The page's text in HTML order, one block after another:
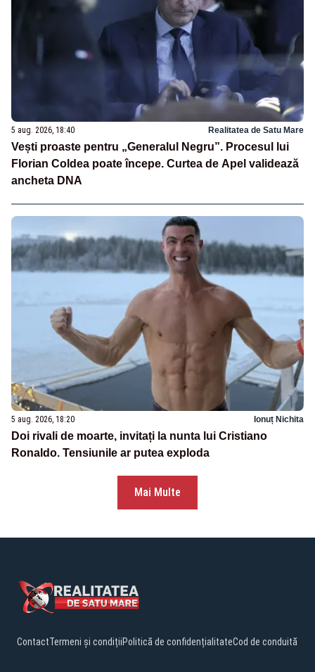
5 aug. 2026, 18:40 Realitatea de Satu Mare
Vești proaste pentru „Generalul Negru”. Procesul lui
Florian Coldea poate începe. Curtea de Apel validează
ancheta DNA
5 aug. 2026, 18:20 Ionuț Nichita
Doi rivali de moarte, invitați la nunta lui Cristiano
Ronaldo. Tensiunile ar putea exploda
Mai Multe
ContactTermeni și condițiiPolitică de confidențialitateCod de conduită